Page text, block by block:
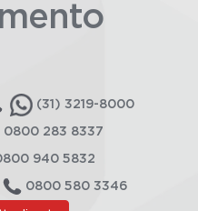
(31) 3219-8000
0800 283 8337
940 5832
0800 580 3346